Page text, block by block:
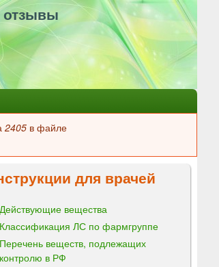
отзывы
2405 в файле
для врачей
Действующие вещества
Классификация ЛС по фармгруппе
Перечень веществ, подлежащих
контролю в РФ